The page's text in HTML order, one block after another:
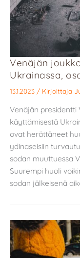
Venäjän
Ukrainassa,
13.1.2023 / Kirjoittaja
Venäjän presidentti
käyttämisestä
ovat herättäneet
ydinaseisiin
sodan muuttuessa
Suurempi huoli
sodan jälkeisenä